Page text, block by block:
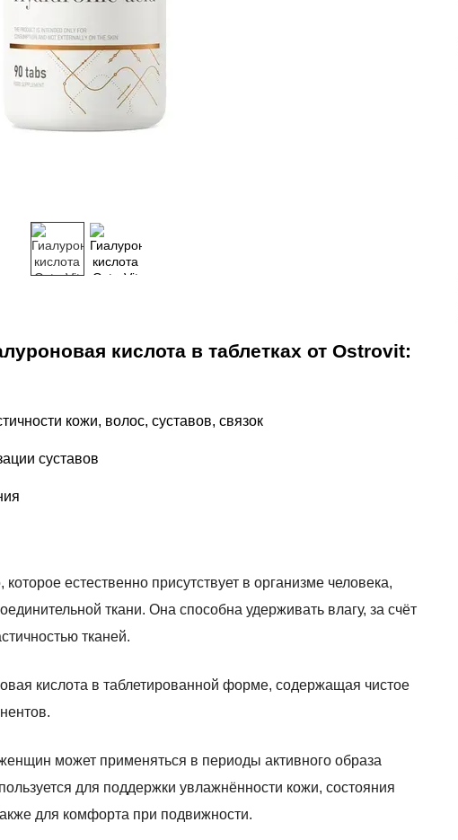
кислота в таблетках от Ostrovit:
кожи, волос, суставов, связок
суставов
естественно присутствует в организме человека,
ткани. Она способна удерживать влагу, за счёт
тканей.
кислота в таблетированной форме, содержащая чистое
может применяться в периоды активного образа
для поддержки увлажнённости кожи, состояния
для комфорта при подвижности.